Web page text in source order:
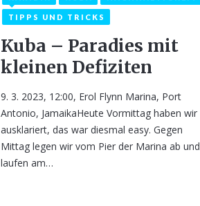
8. April 2023 2
TIPPS UND TRICKS
Kuba – Paradies mit
kleinen Defiziten
9. 3. 2023, 12:00, Erol Flynn Marina, Port
Antonio, JamaikaHeute Vormittag haben wir
ausklariert, das war diesmal easy. Gegen
Mittag legen wir vom Pier der Marina ab und
laufen am…